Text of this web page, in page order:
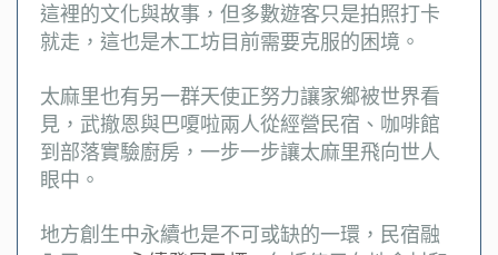
這裡的文化與故事，但多數遊客只是拍照打卡
就走，這也是木工坊目前需要克服的困境。
太麻里也有另一群天使正努力讓家鄉被世界看
見，武撤恩與巴嗄啦兩人從經營民宿、咖啡館
到部落實驗廚房，一步一步讓太麻里飛向世人
眼中。
地方創生中永續也是不可或缺的一環，民宿融